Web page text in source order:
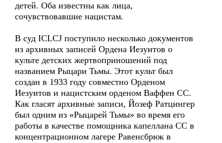
детей. Оба известны как лица,
сочувствовавшие нацистам.
В суд ICLCJ поступило несколько документов
из архивных записей Ордена Иезуитов о
культе детских жертвоприношений под
названием Рыцари Тьмы. Этот культ был
создан в 1933 году совместно Орденом
Иезуитов и нацистским орденом Ваффен СС.
Как гласят архивные записи, Йозеф Ратцингер
был одним из «Рыцарей Тьмы» во время его
работы в качестве помощника капеллана СС в
концентрационном лагере Равенсбрюк в